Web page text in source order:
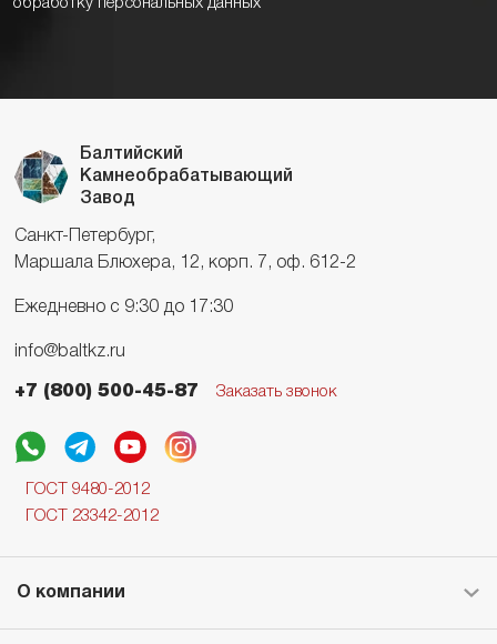
обработку персональных данных
Балтийский
Камнеобрабатывающий
Завод
Санкт-Петербург,
Маршала Блюхера, 12, корп. 7, оф. 612-2
Ежедневно с 9:30 до 17:30
info@baltkz.ru
+7 (800) 500-45-87 Заказать звонок
ГОСТ 9480-2012
ГОСТ 23342-2012
О компании